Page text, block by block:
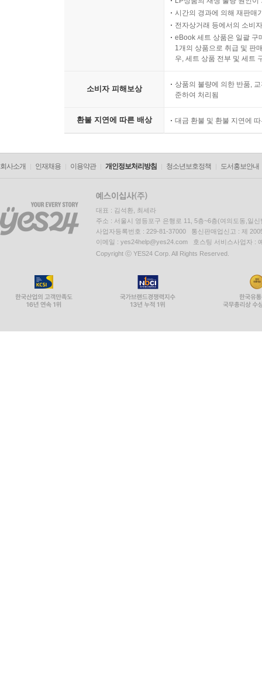
시간의 경과에 의해 재판매
전자상거래 등에서의 소비
eBook 세트 상품은 일괄 구
1개의 상품으로 취급 및 판
우, 세트 상품 전부 및 세트
소비자 피해보상
상품의 불량에 의한 반품,
준하여 처리됨
환불 지연에 따른 배상 대금 환불 및 환불 지연에
회사소개 인재채용 이용약관 개인정보처리방침 청소년보호정책 도서홍보안내
대표 : 김석환, 최세라
주소 : 서울시 영등포구 은행로 11, 5층~6층(여의도동,일신
사업자등록번호 : 229-81-37000 통신판매업신고 : 제
이메일 : yes24help@yes24.com 호스팅 서비스사업자 :
Copyright ⓒ YES24 Corp. All Rights Reserved.